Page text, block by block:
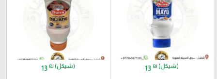
13 ₪ (شيكل) 13 ₪ (شيكل)